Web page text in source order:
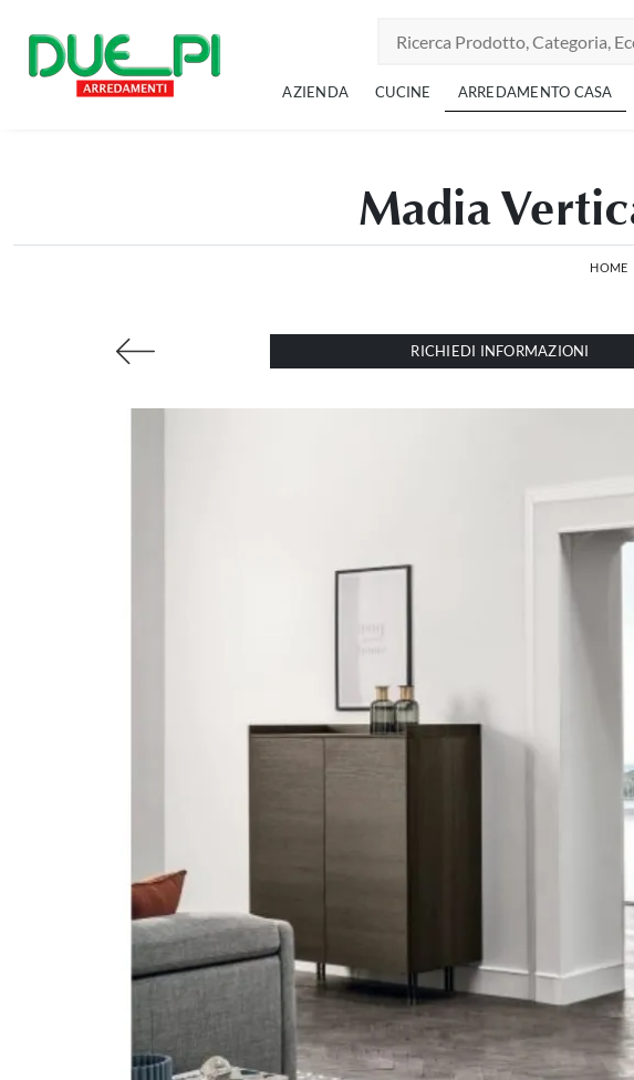
AZIENDA CUCINE ARREDAMENTO CASA
Madia
HOME
RICHIEDI INFORMAZIONI